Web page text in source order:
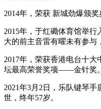
2014年，荣获 新城劲爆颁奖
2015年，于红磡体育馆举
大的前主音雷有曜未有参与
2017年，荣获香港电台十
坛最高荣誉奖项——金针奖。
2021年3月2日，乐队键琴
世，终年57岁。